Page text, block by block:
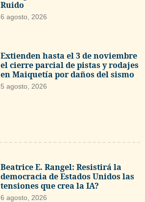
Ruido
6 agosto, 2026
Extienden hasta el 3 de noviembre
el cierre parcial de pistas y rodajes
en Maiquetía por daños del sismo
5 agosto, 2026
Beatrice E. Rangel: Resistirá la
democracia de Estados Unidos las
tensiones que crea la IA?
6 agosto, 2026